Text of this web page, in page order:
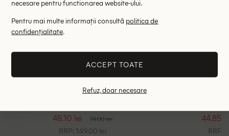
48.10 lei 74.00 lei
RRP: 149.00 lei
44.85
RRP:
necesare pentru functionarea website-ului.
Pentru mai multe informații consultă politica de
confidențialitate.
ACCEPT TOATE
Refuz, doar necesare